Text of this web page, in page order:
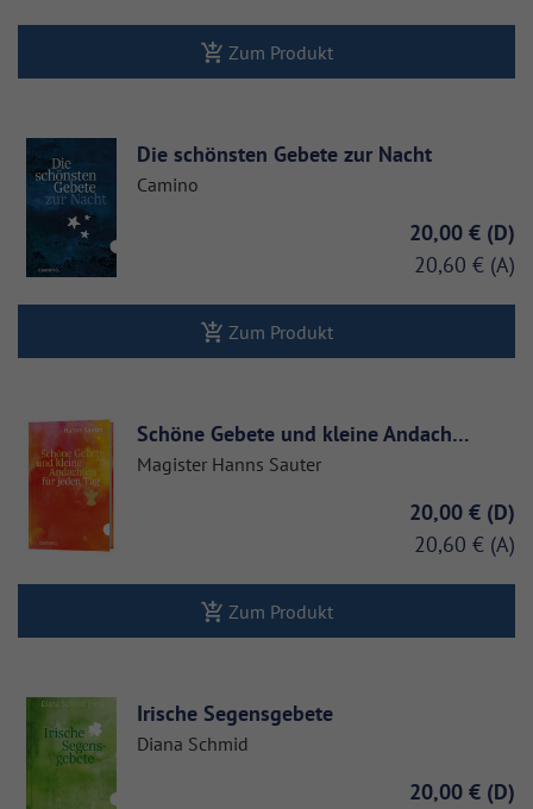
Zum Produkt
Die schönsten Gebete zur Nacht
Camino
20,00 €
20,60 €
Zum Produkt
Schöne Gebete und kleine Andach…
Magister Hanns Sauter
20,00 €
20,60 €
Zum Produkt
Irische Segensgebete
Diana Schmid
20,00 €